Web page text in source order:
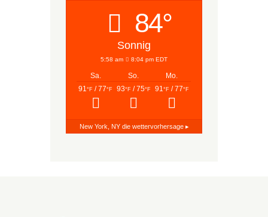
84°
Sonnig
5:58 am 8:04 pm EDT
Sa. So.
Mo.
91°F / 77°F 93°F/ 75°F 91°F/ 77°F
New York, NYdie wettervorhersage ▸